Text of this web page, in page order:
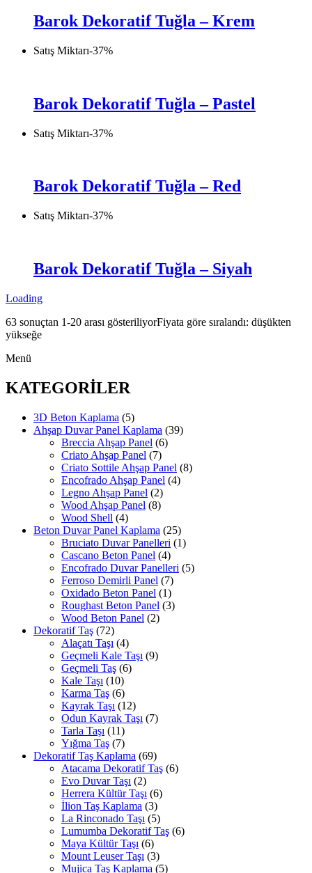
Barok Dekoratif Tuğla – Krem
Satış Miktarı-37%
Barok Dekoratif Tuğla – Pastel
Satış Miktarı-37%
Barok Dekoratif Tuğla – Red
Satış Miktarı-37%
Barok Dekoratif Tuğla – Siyah
Loading
63 sonuçtan 1-20 arası gösteriliyorFiyata göre sıralandı: düşükten
yükseğe
Menü
KATEGORİLER
3D Beton Kaplama (5)
Ahşap Duvar Panel Kaplama (39)
Breccia Ahşap Panel (6)
Criato Ahşap Panel (7)
Criato Sottile Ahşap Panel (8)
Encofrado Ahşap Panel (4)
Legno Ahşap Panel (2)
Wood Ahşap Panel (8)
Wood Shell (4)
Beton Duvar Panel Kaplama (25)
Bruciato Duvar Panelleri (1)
Cascano Beton Panel (4)
Encofrado Duvar Panelleri (5)
Ferroso Demirli Panel (7)
Oxidado Beton Panel (1)
Roughast Beton Panel (3)
Wood Beton Panel (2)
Dekoratif Taş (72)
Alaçatı Taşı (4)
Geçmeli Kale Taşı (9)
Geçmeli Taş (6)
Kale Taşı (10)
Karma Taş (6)
Kayrak Taşı (12)
Odun Kayrak Taşı (7)
Tarla Taşı (11)
Yığma Taş (7)
Dekoratif Taş Kaplama (69)
Atacama Dekoratif Taş (6)
Evo Duvar Taşı (2)
Herrera Kültür Taşı (6)
İlion Taş Kaplama (3)
La Rinconado Taşı (5)
Lumumba Dekoratif Taş (6)
Maya Kültür Taşı (6)
Mount Leuser Taşı (3)
Mujica Taş Kaplama (5)